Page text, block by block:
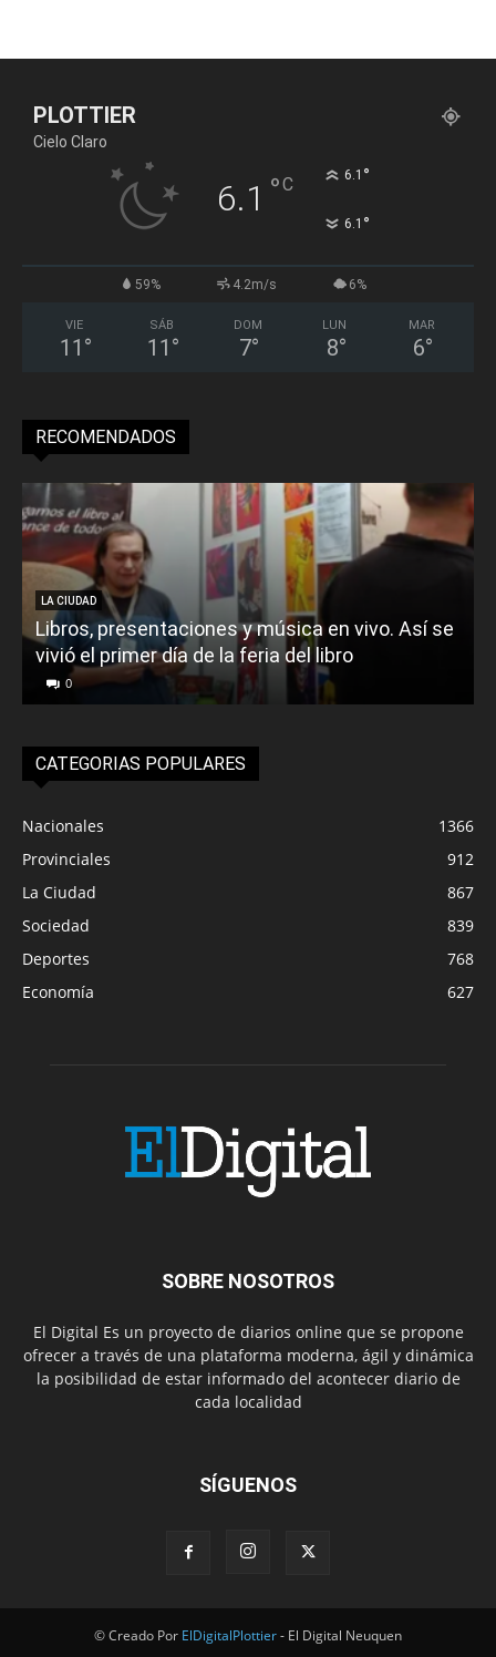
PLOTTIER
Cielo Claro
6.1 °C 6.1 °
6.1 °
59% 4.2m/s 6%
VIE
11 °
SÁB
11 °
DOM
7°
LUN
8°
MAR
6°
RECOMENDADOS
LA CIUDAD
Libros, presentaciones y música en vivo. Así se
vivió el primer día de la feria del libro
0
CATEGORIAS POPULARES
Nacionales
1366
Provinciales
912
La Ciudad
867
Sociedad
839
Deportes
768
Economía
627
SOBRE NOSOTROS
El Digital Es un proyecto de diarios online que se propone
ofrecer a través de una plataforma moderna, ágil y dinámica
la posibilidad de estar informado del acontecer diario de
cada localidad
SÍGUENOS
© Creado Por ElDigitalPlottier- El Digital Neuquen